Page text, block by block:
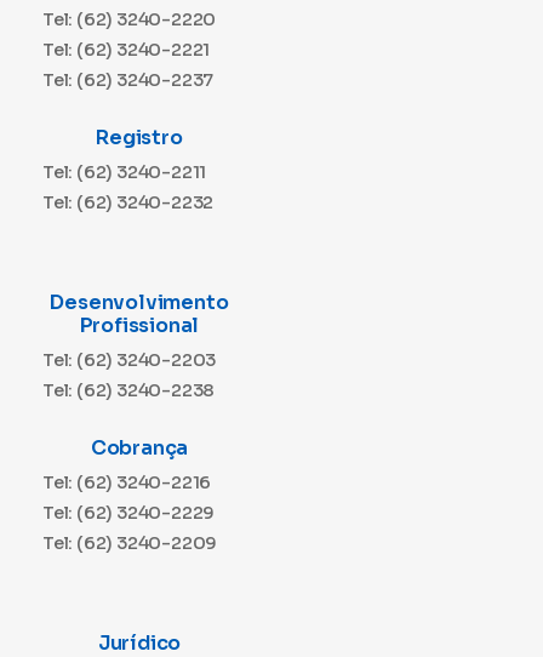
Tel: (62) 3240-2220
Tel: (62) 3240-2221
Tel: (62) 3240-2237
Registro
Tel: (62) 3240-2211
Tel: (62) 3240-2232
Desenvolvimento
Profissional
Tel: (62) 3240-2203
Tel: (62) 3240-2238
Cobrança
Tel: (62) 3240-2216
Tel: (62) 3240-2229
Tel: (62) 3240-2209
Jurídico